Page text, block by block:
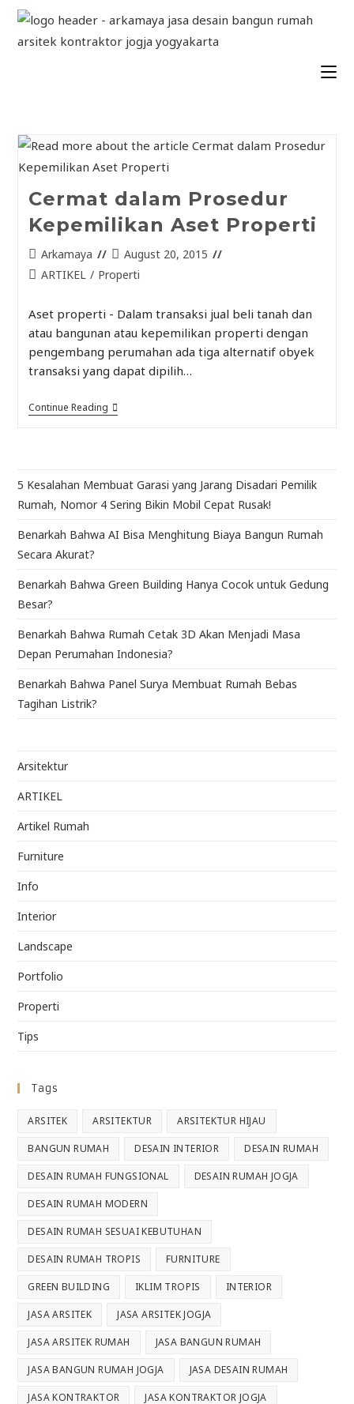
Cermat dalam Prosedur
Kepemilikan Aset Properti
Arkamaya
August 20, 2015
ARTIKEL / Properti
Aset properti - Dalam transaksi jual beli tanah dan
atau bangunan atau kepemilikan properti dengan
pengembang perumahan ada tiga alternatif obyek
transaksi yang dapat dipilih…
Continue Reading
5 Kesalahan Membuat Garasi yang Jarang Disadari Pemilik
Rumah, Nomor 4 Sering Bikin Mobil Cepat Rusak!
Benarkah Bahwa AI Bisa Menghitung Biaya Bangun Rumah
Secara Akurat?
Benarkah Bahwa Green Building Hanya Cocok untuk Gedung
Besar?
Benarkah Bahwa Rumah Cetak 3D Akan Menjadi Masa
Depan Perumahan Indonesia?
Benarkah Bahwa Panel Surya Membuat Rumah Bebas
Tagihan Listrik?
Arsitektur
ARTIKEL
Artikel Rumah
Furniture
Info
Interior
Landscape
Portfolio
Properti
Tips
Tags
ARSITEK ARSITEKTUR ARSITEKTUR HIJAU
BANGUN RUMAH DESAIN INTERIOR DESAIN RUMAH
DESAIN RUMAH FUNGSIONAL DESAIN RUMAH JOGJA
DESAIN RUMAH MODERN
DESAIN RUMAH SESUAI KEBUTUHAN
DESAIN RUMAH TROPIS FURNITURE
GREEN BUILDING IKLIM TROPIS INTERIOR
JASA ARSITEK JASA ARSITEK JOGJA
JASA ARSITEK RUMAH JASA BANGUN RUMAH
JASA BANGUN RUMAH JOGJA JASA DESAIN RUMAH
JASA KONTRAKTOR JASA KONTRAKTOR JOGJA